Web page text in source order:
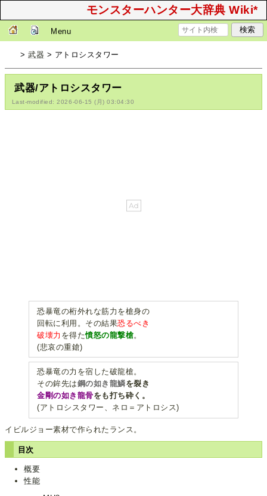
モンスターハンター大辞典 Wiki*
Menu
>武器 > アトロシスタワー
武器/アトロシスタワー
Last-modified: 2026-06-15 (月) 03:04:30
恐暴竜の桁外れな筋力を槍身の
回転に利用。その結果恐るべき
破壊力 を得た憤怒の龍撃槍。
(悲哀の重鎗)
恐暴竜の力を宿した破龍槍。
その鉾先は鋼の如き龍鱗を裂き
金剛の如き龍骨をも打ち砕く。
(アトロシスタワー、ネロ＝アトロシス)
イビルジョー素材で作られたランス。
目次
概要
性能